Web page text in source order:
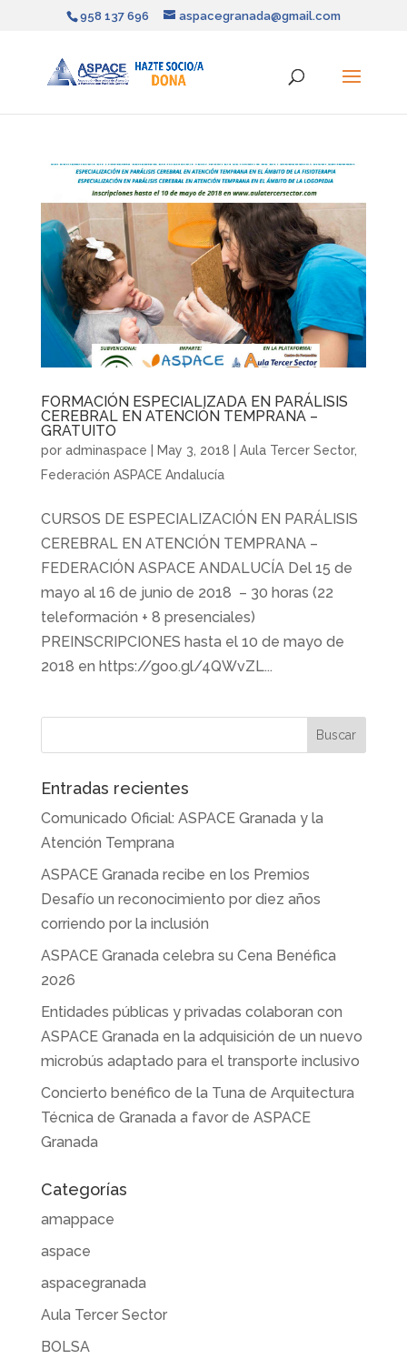
958 137 696 aspacegranada@gmail.com
FORMACIÓN ESPECIALIZADA EN PARÁLISIS
CEREBRAL EN ATENCIÓN TEMPRANA –
GRATUITO
por adminaspace May 3, 2018 Aula Tercer Sector,
Federación ASPACE Andalucía
CURSOS DE ESPECIALIZACIÓN EN PARÁLISIS
CEREBRAL EN ATENCIÓN TEMPRANA –
FEDERACIÓN ASPACE ANDALUCÍA Del 15 de
mayo al 16 de junio de 2018 – 30 horas (22
teleformación + 8 presenciales)
PREINSCRIPCIONES hasta el 10 de mayo de
2018 en https://goo.gl/4QWvZL...
Entradas recientes
Comunicado Oficial: ASPACE Granada y la
Atención Temprana
ASPACE Granada recibe en los Premios
Desafío un reconocimiento por diez años
corriendo por la inclusión
ASPACE Granada celebra su Cena Benéfica
2026
Entidades públicas y privadas colaboran con
ASPACE Granada en la adquisición de un nuevo
microbús adaptado para el transporte inclusivo
Concierto benéfico de la Tuna de Arquitectura
Técnica de Granada a favor de ASPACE
Granada
Categorías
amappace
aspace
aspacegranada
Aula Tercer Sector
BOLSA